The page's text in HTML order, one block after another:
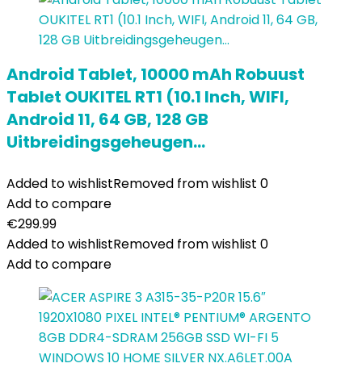
Android Tablet, 10000 mAh Robuust
Tablet OUKITEL RT1 (10.1 Inch, WIFI,
Android 11, 64 GB, 128 GB
Uitbreidingsgeheugen…
Added to wishlistRemoved from wishlist 0
Add to compare
€299.99
Added to wishlistRemoved from wishlist 0
Add to compare